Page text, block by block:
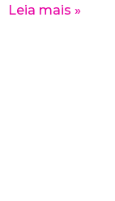
Leia mais »